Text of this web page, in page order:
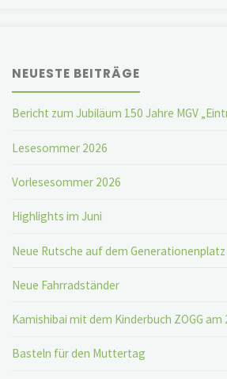
NEUESTE BEITRÄGE
Bericht zum Jubiläum 150 Jahre MGV
Lesesommer 2026
Vorlesesommer 2026
Highlights im Juni
Neue Rutsche auf dem Generationenplatz
Neue Fahrradständer
Kamishibai mit dem Kinderbuch ZOGG am
Basteln für den Muttertag